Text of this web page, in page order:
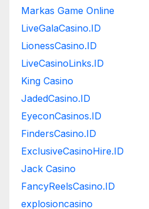
Markas Game Online
LiveGalaCasino.ID
LionessCasino.ID
LiveCasinoLinks.ID
King Casino
JadedCasino.ID
EyeconCasinos.ID
FindersCasino.ID
ExclusiveCasinoHire.ID
Jack Casino
FancyReelsCasino.ID
explosioncasino